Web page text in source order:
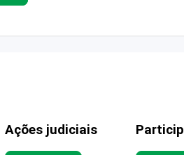
Ações judiciais